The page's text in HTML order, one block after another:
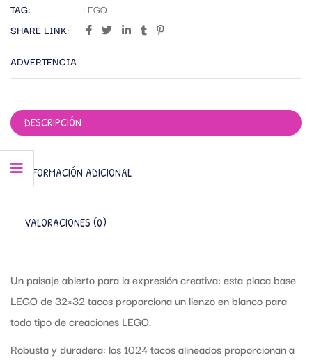
TAG:
LEGO
SHARE LINK:
ADVERTENCIA
DESCRIPCIÓN
INFORMACIÓN ADICIONAL
VALORACIONES (0)
Un paisaje abierto para la expresión creativa: esta placa base
LEGO de 32×32 tacos proporciona un lienzo en blanco para
todo tipo de creaciones LEGO.
Robusta y duradera: los 1024 tacos alineados proporcionan a